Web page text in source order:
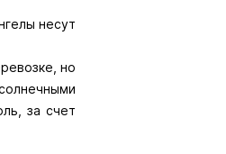
несут
но
за счет